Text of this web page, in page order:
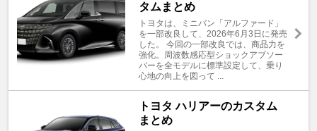
タムまとめ
トヨタは、ミニバン「アルファード」
を一部改良して、2026年6月3日に発売
した。 今回の一部改良では、商品力を
強化。周波数感応型ショックアブソー
バーを全モデルに標準設定して、乗り
心地の向上を図って ...
トヨタ ハリアーのカスタム
まとめ